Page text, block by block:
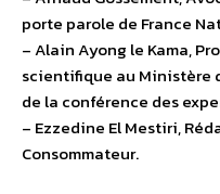
porte parole de France
– Alain Ayong le Kama,
scientifique au Ministère
de la conférence des
– Ezzedine El Mestiri,
Consommateur.